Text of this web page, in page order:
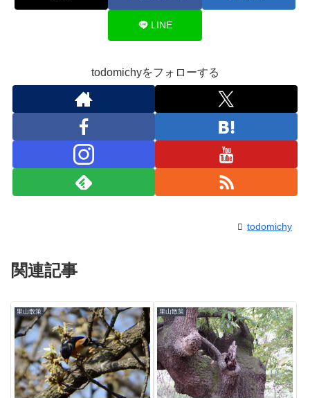
LINE
todomichyをフォローする
todomichy
関連記事
里山散策 里山散策